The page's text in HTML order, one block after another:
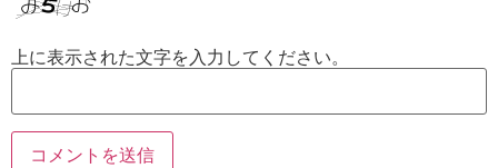
上に表示された文字を入力してください。